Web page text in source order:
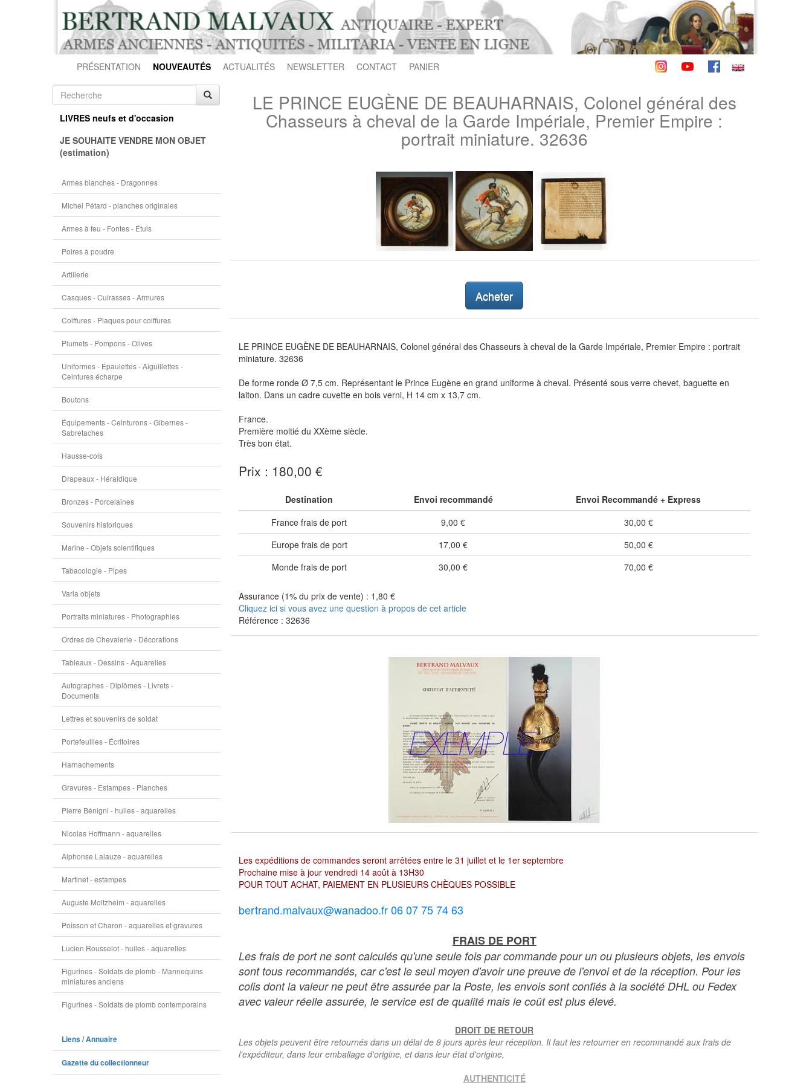
PRÉSENTATION NOUVEAUTÉS ACTUALITÉS NEWSLETTER CONTACT PANIER
LIVRES neufs et d'occasion
JE SOUHAITE VENDRE MON OBJET
(estimation)
Armes blanches - Dragonnes
Michel Pétard - planches originales
Armes à feu - Fontes - Étuis
Poires à poudre
Artillerie
Casques - Cuirasses - Armures
Coiffures - Plaques pour coiffures
Plumets - Pompons - Olives
Uniformes - Épaulettes - Aiguillettes -
Ceintures écharpe
Boutons
Équipements - Ceinturons - Gibernes -
Sabretaches
Hausse-cols
Drapeaux - Héraldique
Bronzes - Porcelaines
Souvenirs historiques
Marine - Objets scientifiques
Tabacologie - Pipes
Varia objets
Portraits miniatures - Photographies
Ordres de Chevalerie - Décorations
Tableaux - Dessins - Aquarelles
Autographes - Diplômes - Livrets -
Documents
Lettres et souvenirs de soldat
Portefeuilles - Écritoires
Harnachements
Gravures - Estampes - Planches
Pierre Bénigni - huiles - aquarelles
Nicolas Hoffmann - aquarelles
Alphonse Lalauze - aquarelles
Martinet - estampes
Auguste Moltzheim - aquarelles
Poisson et Charon - aquarelles et gravures
Lucien Rousselot - huiles - aquarelles
Figurines - Soldats de plomb - Mannequins
miniatures anciens
Figurines - Soldats de plomb contemporains
Liens / Annuaire
Gazette du collectionneur
LE PRINCE EUGÈNE DE BEAUHARNAIS, Colonel général des
Chasseurs à cheval de la Garde Impériale, Premier Empire :
portrait miniature. 32636
Acheter
LE PRINCE EUGÈNE DE BEAUHARNAIS, Colonel général des Chasseurs à cheval de la Garde Impériale, Premier Empire : portrait
miniature. 32636
De forme ronde Ø 7,5 cm. Représentant le Prince Eugène en grand uniforme à cheval. Présenté sous verre chevet, baguette en
laiton. Dans un cadre cuvette en bois verni, H 14 cm x 13,7 cm.
France.
Première moitié du XXème siècle.
Très bon état.
Prix : 180,00 €
Destination Envoi recommandé
Envoi Recommandé + Express
France frais de port
9,00 €
30,00 €
Europe frais de port
17,00 €
50,00 €
Monde frais de port
30,00 € 70,00 €
Assurance (1% du prix de vente) : 1,80 €
Cliquez ici si vous avez une question à propos de cet article
Référence : 32636
Les expéditions de commandes seront arrêtées entre le 31 juillet et le 1er septembre
Prochaine mise à jour vendredi 14 août à 13H30
POUR TOUT ACHAT, PAIEMENT EN PLUSIEURS CHÈQUES POSSIBLE
bertrand.malvaux@wanadoo.fr 06 07 75 74 63
FRAIS DE PORT
Les frais de port ne sont calculés qu'une seule fois par commande pour un ou plusieurs objets, les envois
sont tous recommandés, car c'est le seul moyen d'avoir une preuve de l'envoi et de la réception. Pour les
colis dont la valeur ne peut être assurée par la Poste, les envois sont confiés à la société DHL ou Fedex
avec valeur réelle assurée, le service est de qualité mais le coût est plus élevé.
DROIT DE RETOUR
Les objets peuvent être retournés dans un délai de 8 jours après leur réception. Il faut les retourner en recommandé aux frais de
l'expéditeur, dans leur emballage d'origine, et dans leur état d'origine,
AUTHENTICITÉ